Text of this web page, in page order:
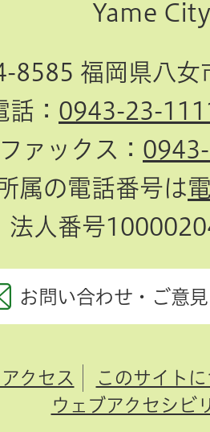
Yame City
8585 福岡県八女
話： 0943-23-
ファックス：
属の電話番号は
法人番号
お問い合わせ・ご意
クセス
このサイト
ウェブアクセシビ